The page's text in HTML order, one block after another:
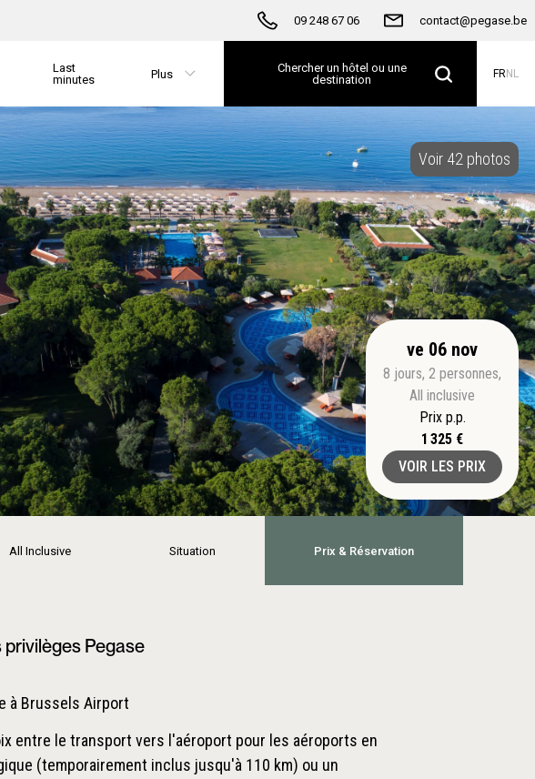
09 248 67 06 contact@pegase.be
Last
minutes
Plus
Chercher un hôtel ou une
destination
FRNL
Voir 42 photos
ve 06 nov
8 jours, 2 personnes,
All inclusive
Prix p.p.
1 325 €
VOIR LES PRIX
All Inclusive Situation Prix & Réservation
Pegase
à Brussels Airport
entre le transport vers l'aéroport pour les aéroports en
(temporairement inclus jusqu'à 110 km) ou un